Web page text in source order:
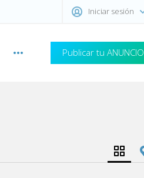
Iniciar sesión
Publicar tu ANUNCIO